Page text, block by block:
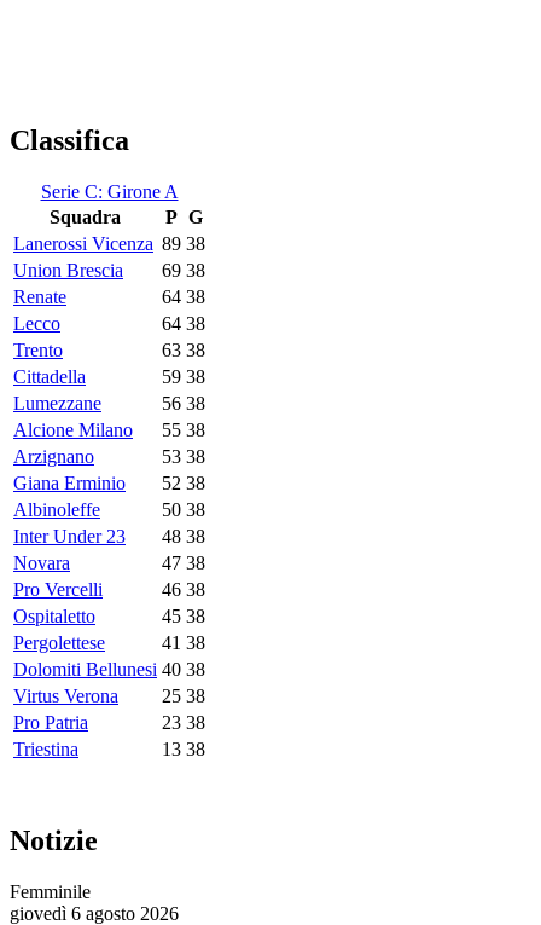
Classifica
Serie C: Girone A
Squadra
P G
Lanerossi Vicenza 89 38
Union Brescia
69 38
Renate
64 38
Lecco
64 38
Trento
63 38
Cittadella
59 38
Lumezzane
56 38
Alcione Milano
55 38
Arzignano
53 38
Giana Erminio
52 38
Albinoleffe
50 38
Inter Under 23
48 38
Novara
47 38
Pro Vercelli
46 38
Ospitaletto
45 38
Pergolettese
41 38
Dolomiti Bellunesi 40 38
Virtus Verona
25 38
Pro Patria
23 38
Triestina
13 38
Notizie
Femminile
giovedì 6 agosto 2026